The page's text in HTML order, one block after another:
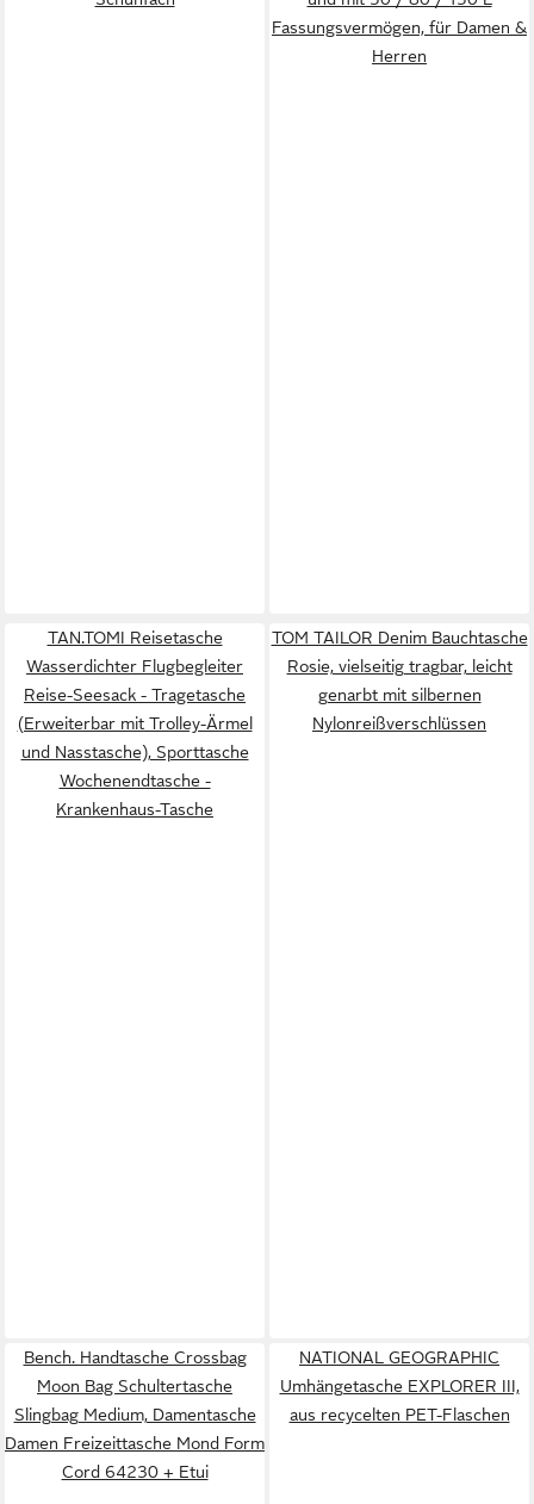
Fassungsvermögen, für Damen &
Herren
TAN.TOMI Reisetasche
Wasserdichter Flugbegleiter
Reise-Seesack - Tragetasche
(Erweiterbar mit Trolley-Ärmel
und Nasstasche), Sporttasche
Wochenendtasche -
Krankenhaus-Tasche
TOM TAILOR Denim Bauchtasche
Rosie, vielseitig tragbar, leicht
genarbt mit silbernen
Nylonreißverschlüssen
Bench. Handtasche Crossbag
Moon Bag Schultertasche
Slingbag Medium, Damentasche
Damen Freizeittasche Mond Form
Cord 64230 + Etui
NATIONAL GEOGRAPHIC
Umhängetasche EXPLORER III,
aus recycelten PET-Flaschen